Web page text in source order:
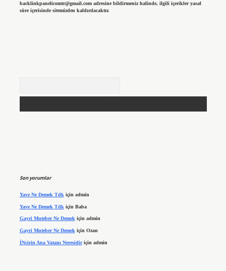
backlinkpanelicomtr@gmail.comadresine bildirmeniz halinde, ilgili içerikler yasal
süre içerisinde sitemizden kaldırılacaktır.
Son yorumlar
Yave Ne Demek Tdk için admin
Yave Ne Demek Tdk için Baba
Gayri Muteber Ne Demekiçin admin
Gayri Muteber Ne Demek için Ozan
İNcirin Ana Vatanı Neresidiriçin admin